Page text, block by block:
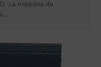
La máquina de